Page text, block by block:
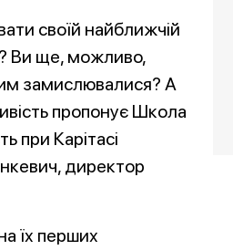
своїй найближчій
Ви ще, можливо,
замислювалися? А
пропонує Школа
при Карітасі
директор
їх перших